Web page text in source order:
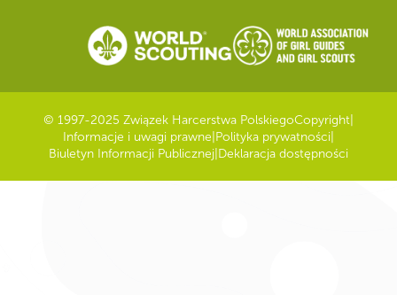
© 1997-2025 Związek Harcerstwa PolskiegoCopyright
Informacje i uwagi prawne Polityka prywatności
Biuletyn Informacji Publicznej Deklaracja dostępności